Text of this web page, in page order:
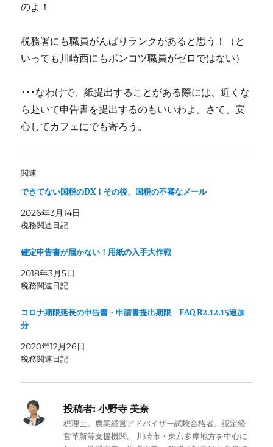
のよ！
税務署にも職員がんばりランクがあると思う！（と
いっても川崎西にもポンコツ職員がゼロではない）
･･･なわけで、紙提出することがある際には、近くな
ら赴いて申告書を提出するのもいいわよ。さて、安
心してカフェにでも寄ろう。
関連
できてない国税のDX！その後、国税の不審なメール
2026年3月14日
税務関連日記
確定申告書が届かない！用紙の入手大作戦
2018年3月5日
税務関連日記
コロナ期限延長の申告書・申請書提出期限 FAQ R2.12.15追加
分
2020年12月26日
税務関連日記
投稿者: 小野寺 美奈
税理士。農業経営アドバイザー試験合格者。認定経
営革新等支援機関。 川崎市・東京多摩地方を中心に